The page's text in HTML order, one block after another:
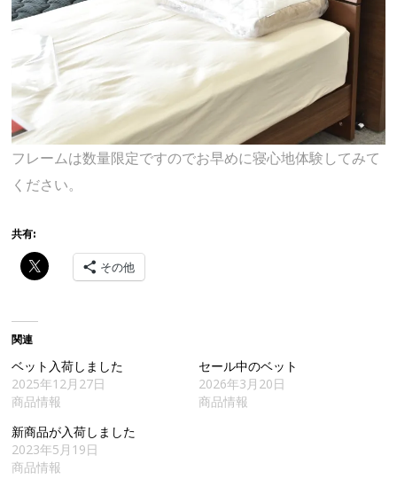
フレームは数量限定ですのでお早めに寝心地体験してみて
ください。
共有:
その他
関連
ベット入荷しました
2025年12月27日
商品情報
セール中のベット
2026年3月20日
商品情報
新商品が入荷しました
2023年5月19日
商品情報